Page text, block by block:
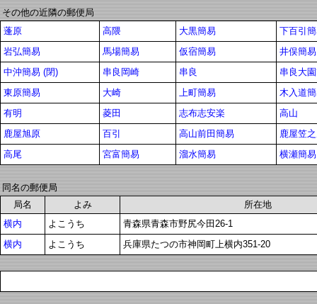
その他の近隣の郵便局
蓬原
高隈 大黒簡易
下百引
岩弘簡易
馬場簡易 仮宿簡易
井俣簡易
中沖簡易 (閉)
串良岡崎 串良
串良大
東原簡易
大崎 上町簡易
木入道
有明
菱田 志布志安楽
高山
鹿屋旭原
百引 高山前田簡易
鹿屋笠
高尾
宮富簡易 溜水簡易 横瀬簡
同名の郵便局
局名
よみ
所在地
横内
よこうち
青森県青森市野尻今田26-1
横内
よこうち 兵庫県たつの市神岡町上横内351-20